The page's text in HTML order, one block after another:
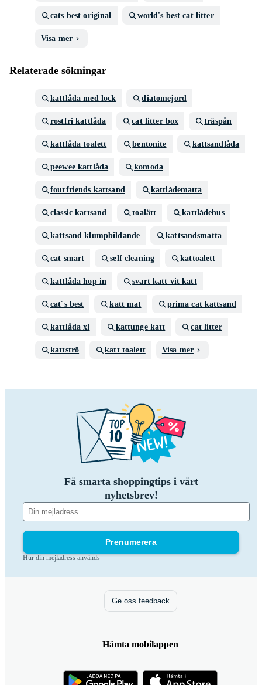
cats best original world's best cat litter
Visa mer
Relaterade sökningar
kattlåda med lock diatomejord
rostfri kattlåda cat litter box träspån
kattlåda toalett bentonite kattsandlåda
peewee kattlåda komoda
fourfriends kattsand kattlådematta
classic kattsand toalätt kattlådehus
kattsand klumpbildande kattsandsmatta
cat smart self cleaning kattoalett
kattlåda hop in svart katt vit katt
cat´s best katt mat prima cat kattsand
kattlåda xl kattunge katt cat litter
kattströ katt toalett Visa mer
Få smarta shoppingtips i vårt
nyhetsbrev!
Prenumerera
Hur din mejladress används
Ge oss feedback
Hämta mobilappen